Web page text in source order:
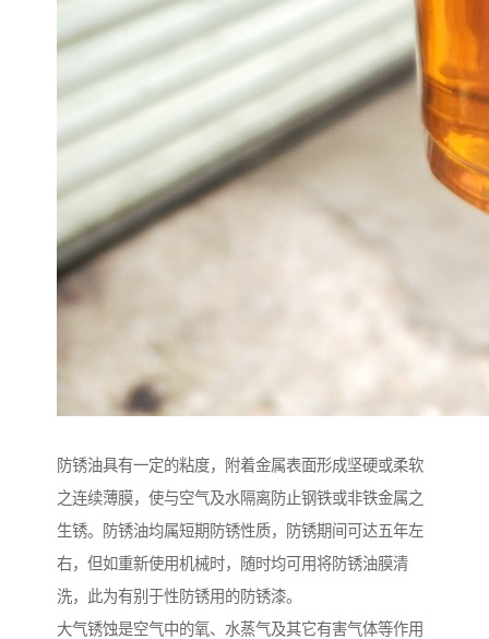
防锈油具有一定的粘度，附着金属表面形成坚硬或柔软
之连续薄膜，使与空气及水隔离防止钢铁或非铁金属之
生锈。防锈油均属短期防锈性质，防锈期间可达五年左
右，但如重新使用机械时，随时均可用将防锈油膜清
洗，此为有别于性防锈用的防锈漆。
大气锈蚀是空气中的氧、水蒸气及其它有害气体等作用